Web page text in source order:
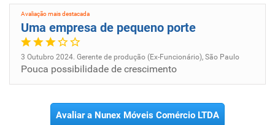
Avaliação mais destacada
Uma empresa de pequeno porte
3 Outubro 2024. Gerente de produção (Ex-Funcionário), São Paulo
Pouca possibilidade de crescimento
Avaliar a Nunex Móveis Comércio LTDA